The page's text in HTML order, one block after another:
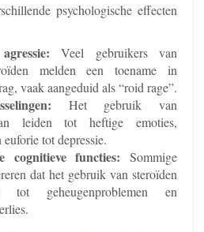
psychologische effecten
Veel gebruikers van
melden een toename in
vaak aangeduid als “roid rage”.
Het gebruik van
leiden tot heftige emoties,
tot depressie.
cognitieve functies: Sommige
dat het gebruik van steroïden
geheugenproblemen en